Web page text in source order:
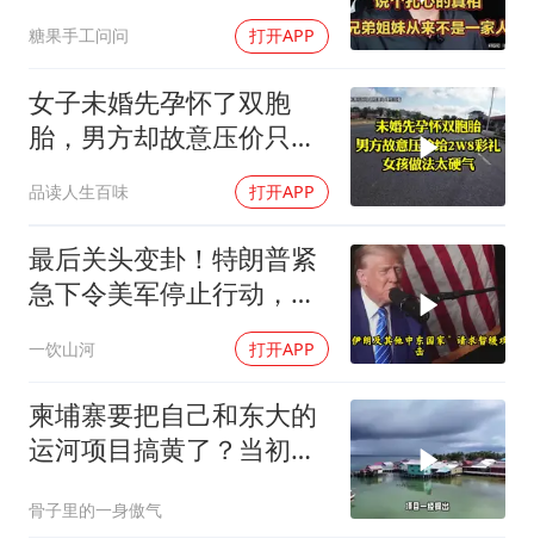
糖果手工问问 打开APP
女子未婚先孕怀了双胞
胎，男方却故意压价只给
品读人生百味 打开APP
最后关头变卦！特朗普紧
急下令美军停止行动，他
认清了残酷的现实！
一饮山河 打开APP
柬埔寨要把自己和东大的
运河项目搞黄了？当初可
骨子里的一身傲气